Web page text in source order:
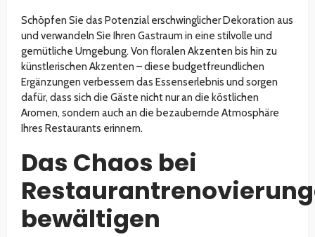
Schöpfen Sie das Potenzial erschwinglicher Dekoration aus
und verwandeln Sie Ihren Gastraum in eine stilvolle und
gemütliche Umgebung. Von floralen Akzenten bis hin zu
künstlerischen Akzenten – diese budgetfreundlichen
Ergänzungen verbessern das Essenserlebnis und sorgen
dafür, dass sich die Gäste nicht nur an die köstlichen
Aromen, sondern auch an die bezaubernde Atmosphäre
Ihres Restaurants erinnern.
Das Chaos bei
bewältigen